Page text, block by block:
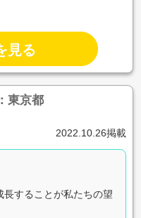
見る
東京都
2022.10.26掲載
長することが私たちの望